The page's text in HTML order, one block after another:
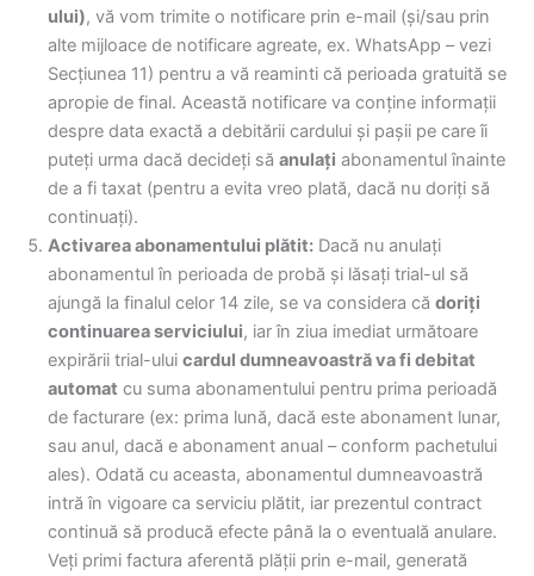
ului), vă vom trimite o notificare prin e-mail (și/sau prin
alte mijloace de notificare agreate, ex. WhatsApp – vezi
Secțiunea 11) pentru a vă reaminti că perioada gratuită se
apropie de final. Această notificare va conține informații
despre data exactă a debitării cardului și pașii pe care îi
puteți urma dacă decideți să anulați abonamentul înainte
de a fi taxat (pentru a evita vreo plată, dacă nu doriți să
continuați).
Activarea abonamentului plătit: Dacă nu anulați
abonamentul în perioada de probă și lăsați trial-ul să
ajungă la finalul celor 14 zile, se va considera că doriți
continuarea serviciului, iar în ziua imediat următoare
expirării trial-ului cardul dumneavoastră va fi debitat
automat cu suma abonamentului pentru prima perioadă
de facturare (ex: prima lună, dacă este abonament lunar,
sau anul, dacă e abonament anual – conform pachetului
ales). Odată cu aceasta, abonamentul dumneavoastră
intră în vigoare ca serviciu plătit, iar prezentul contract
continuă să producă efecte până la o eventuală anulare.
Veți primi factura aferentă plății prin e-mail, generată